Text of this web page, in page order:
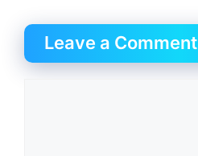
Leave a Comment